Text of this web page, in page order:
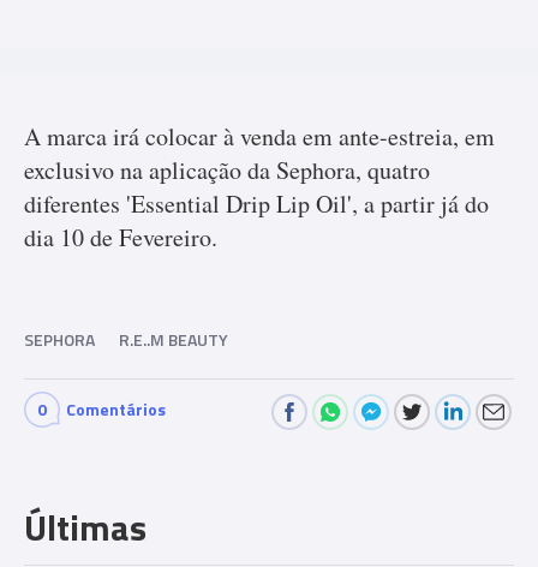
A marca irá colocar à venda em ante-estreia, em
exclusivo na aplicação da Sephora, quatro
diferentes 'Essential Drip Lip Oil', a partir já do
dia 10 de Fevereiro.
SEPHORA R.E..M BEAUTY
0 Comentários
Últimas